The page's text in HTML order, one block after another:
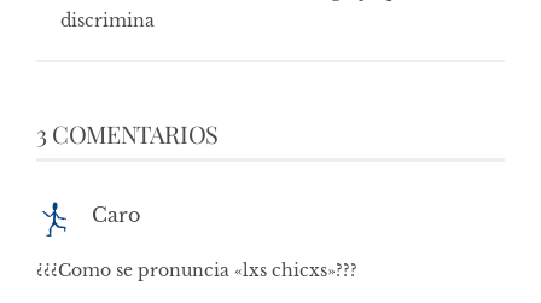
discrimina
3 COMENTARIOS
Caro
¿¿¿Como se pronuncia «lxs chicxs»???